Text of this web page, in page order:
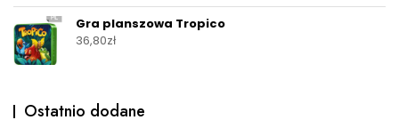
Gra planszowa Tropico
36,80zł
Ostatnio dodane